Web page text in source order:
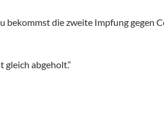
die zweite Impfung gegen
gleich abgeholt.“